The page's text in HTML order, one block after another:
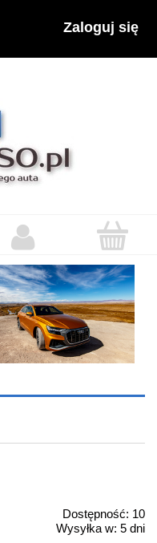
Zaloguj się
Dostępność: 10
Wysyłka w: 5 dni